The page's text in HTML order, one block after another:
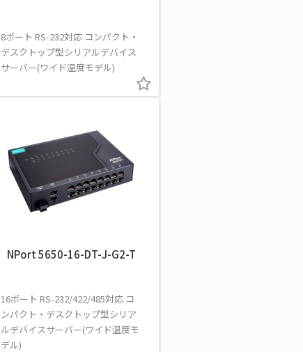
8ポート RS-232対応 コンパクト・
デスクトップ型シリアルデバイス
サーバー(ワイド温度モデル)
NPort 5650-16-DT-J-G2-T
16ポート RS-232/422/485対応 コ
ンパクト・デスクトップ型シリア
ルデバイスサーバー(ワイド温度モ
デル)